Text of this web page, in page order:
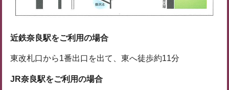
近鉄奈良駅をご利用の場合
東改札口から1番出口を出て、東へ徒歩約11分
JR奈良駅をご利用の場合